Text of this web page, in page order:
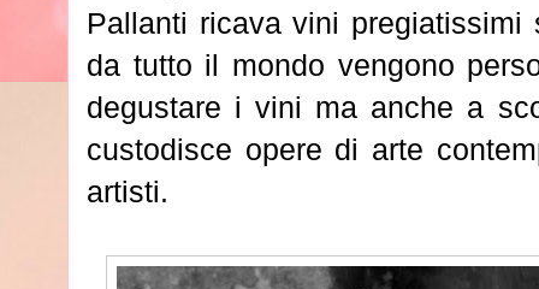
Pallanti ricava vini
da tutto il mondo vengono
degustare i vini ma anche a
custodisce opere di arte
artisti.